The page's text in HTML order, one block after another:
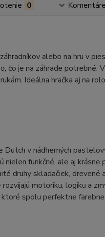
0 Komentáre
alebo na hru v
čo je na záhrade potrebné.
Ideálna hračka aj na
v nádherných
funkčné, ale aj
druhy skladačiek, drevené
motoriku, logiku a
spolu perfektne